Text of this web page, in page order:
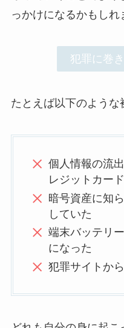
っかけになるかもしれ
犯罪に巻
たとえば以下のような
個人情報の流
レジットカー
暗号資産に知
していた
端末バッテリ
になった
犯罪サイトか